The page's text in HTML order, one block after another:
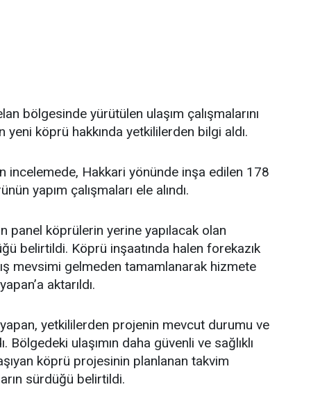
bölgesinde yürütülen ulaşım çalışmalarını
yeni köprü hakkında yetkililerden bilgi aldı.
incelemede, Hakkari yönünde inşa edilen 178
yapım çalışmaları ele alındı.
panel köprülerin yerine yapılacak olan
belirtildi. Köprü inşaatında halen forekazık
mevsimi gelmeden tamamlanarak hizmete
aktarıldı.
yetkililerden projenin mevcut durumu ve
Bölgedeki ulaşımın daha güvenli ve sağlıklı
köprü projesinin planlanan takvim
sürdüğü belirtildi.